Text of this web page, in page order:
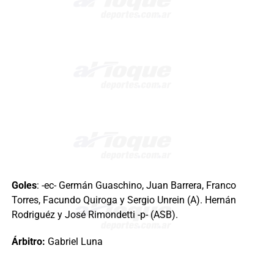
Goles: -ec- Germán Guaschino, Juan Barrera, Franco
Torres, Facundo Quiroga y Sergio Unrein (A). Hernán
Rodriguéz y José Rimondetti -p- (ASB).
Árbitro: Gabriel Luna